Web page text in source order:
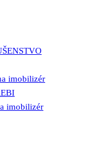
imobilizér
imobilizér